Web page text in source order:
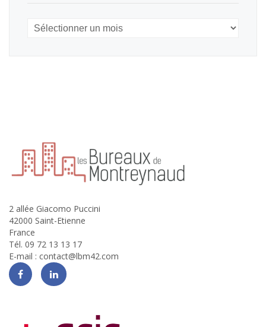
Archives
2 allée Giacomo Puccini
42000 Saint-Etienne
France
Tél. 09 72 13 13 17
E-mail : contact@lbm42.com